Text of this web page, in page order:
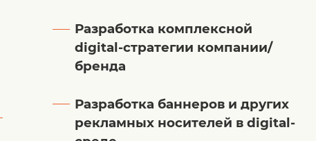
Разработка комплексной
digital-стратегии компании/
бренда
Разработка баннеров и других
рекламных носителей в digital-